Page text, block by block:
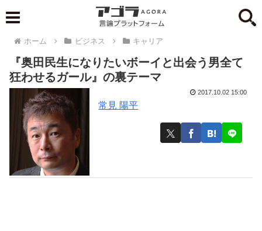
ホーム ビジネス キャリア
『奥田民生になりたいボーイと出会う男全て
狂わせるガール』の裏テーマ
常見 陽平
2017.10.02 15:00